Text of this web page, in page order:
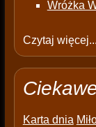
Wróżka
Czytaj więcej...
Karta dnia